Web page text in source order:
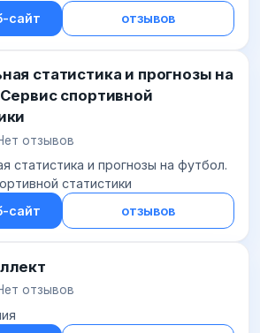
сайт отзывов
статистика и прогнозы на
спортивной
отзывов
статистика и прогнозы на футбол.
статистики
сайт
отзывов
отзывов